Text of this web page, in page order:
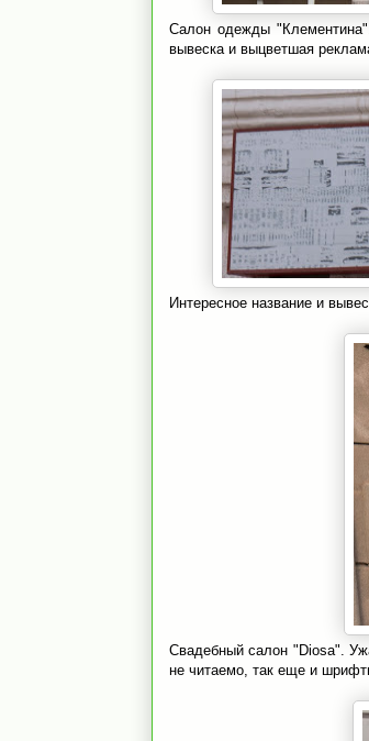
Салон одежды
вывеска и выцветшая
Интересное название и
Свадебный салон "Diosa".
не читаемо, так еще и